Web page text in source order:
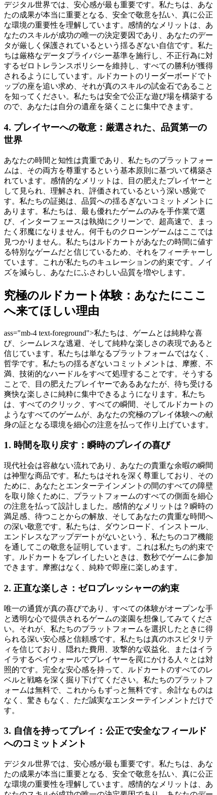
デジタル世界では、安心感が最も重要です。私たちは、あな
たの成果が本当に重要となる、安全で敬意を払い、真に公正
な環境の重要性を理解しています。感情的なメリットは、あ
なたのスキルが成功の唯一の決定要因であり、あなたのデー
タが厳しく保護されているという揺るぎない自信です。私た
ちは厳格なデータプライバシー基準を施行し、不正行為に対
するゼロトレランスポリシーを維持し、すべての勝利が獲得
されるようにしています。ルドカートのリーダーボードでト
ップの座を追い求め、それが真のスキルの試金石であること
を知ってください。私たちは安全で公正な遊び場を構築する
ので、あなたは自分の遺産を築くことに集中できます。
4. プレイヤーへの敬意：厳選された、品質第一の
世界
あなたの時間と知性は貴重であり、私たちのプラットフォー
ムは、その両方を尊重するという基本原則に基づいて構築さ
れています。感情的なメリットは、目の肥えたプレイヤーと
して見られ、理解され、評価されているという深い感覚で
す。私たちの証拠は、品質への揺るぎないコミットメントに
あります。私たちは、最も優れたゲームのみを手作業で選
び、インターフェースは執拗にクリーンで、超高速で、まっ
たく邪魔になりません。何千ものクローンゲームはここでは
見つかりません。私たちはルドカートがあなたの時間に値す
る特別なゲームだと信じているため、それをフィーチャーし
ています。これが私たちのキュレーションの約束です。ノイ
ズを減らし、あなたにふさわしい品質を増やします。
究極のルドカート体験：あなたにここ
へ来てほしい理由
ass="mb-4 text-foreground">私たちは、ゲームとは純粋な喜
び、シームレスな逃避、そして純粋な楽しさの表現であると
信じています。私たちは単なるプラットフォームではなく、
哲学です。私たちの揺るぎないコミットメントは、摩擦、不
満、技術的なハードルをすべて処理することです。そうする
ことで、目の肥えたプレイヤーであるあなたが、待ち受ける
爽快な楽しさに純粋に集中できるようになります。私たち
は、すべてのクリック、すべての瞬間、そしてルドカートの
ようなすべてのゲームが、あなたの究極のプレイ体験への献
身の証となる環境を細心の注意を払って作り上げています。
1. 時間を取り戻す：瞬時のプレイの喜び
現代社会は容赦ない流れであり、あなたの貴重な余暇の瞬間
は神聖な商品です。私たちはそれを深く尊重しており、その
ために、あなたとエンターテインメントの間のすべての障壁
を取り除くために、プラットフォームのすべての側面を細心
の注意を払って設計しました。感情的なメリットは？瞬時の
満足感、待つことからの解放、そしてあなたの貴重な時間へ
の深い敬意です。私たちは、ダウンロード、インストール、
エンドレスなアップデートがないという、私たちのコア機能
を通してこの敬意を証明しています。これは私たちの約束で
す。ルドカートをプレイしたいときは、数秒でゲームに参加
できます。摩擦はなく、純粋で即座に楽しめます。
2. 正直な楽しさ：ゼロプレッシャーの約束
唯一の通貨が真の喜びであり、すべての体験がオープンな手
と透明な心で提供されるゲームの楽園を想像してみてくださ
い。それが、私たちのプラットフォームを選択したときに得
られる深い安心感と信頼感です。私たちは真のホスピタリテ
ィを信じており、隠れた費用、攻撃的な収益化、またはイラ
イラするペイウォールでプレイヤーを罠にかける人々とは対
照的です。完全な安心感を持って、ルドカートのすべてのレ
ベルと戦略を深く掘り下げてください。私たちのプラットフ
ォームは無料で、これからもずっと無料です。余計なものは
なく、驚きもなく、ただ誠実なエンターテインメントだけで
す。
3. 自信を持ってプレイ：公正で安全なフィールド
へのコミットメント
デジタル世界では、安心感が最も重要です。私たちは、あな
たの成果が本当に重要となる、安全で敬意を払い、真に公正
な環境の重要性を理解しています。感情的なメリットは、あ